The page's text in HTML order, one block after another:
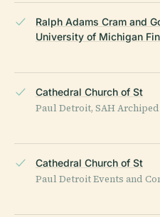
Ralph Adams Cram and
University of Michigan
Cathedral Church of St
Paul Detroit, SAH
Cathedral Church of St
Paul Detroit Events and